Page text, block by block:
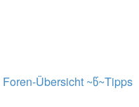
Foren-Übersicht ~წ~Tipps